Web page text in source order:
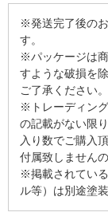
※発送完了後の
す。
※パッケージは
すような破損を
ご了承ください。
※トレーディン
の記載がない限
入り数でご購入
付属致しません
※掲載されてい
ル等）は別途塗